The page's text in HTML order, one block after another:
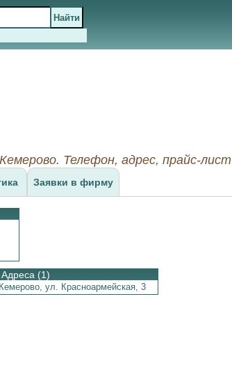
Телефон, адрес, прайс-лист
Заявки в фирму
Адреса (1)
ул. Красноармейская, 3